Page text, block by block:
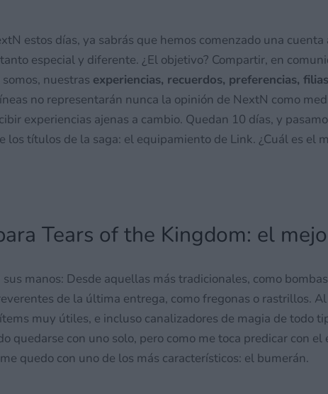
estos días, ya sabrás que hemos comenzado una cuenta
especial y diferente. ¿El objetivo? Compartir, en
nuestras experiencias, recuerdos, preferencias,
no representarán nunca la opinión de NextN como
experiencias ajenas a cambio. Quedan 10 días, y
títulos de la saga: el equipamiento de Link. ¿Cuál es el
Tears of the Kingdom: el
manos: Desde aquellas más tradicionales, como
de la última entrega, como fregonas o rastrillos.
muy útiles, e incluso canalizadores de magia de todo
quedarse con uno solo, pero como me toca predicar con el
quedo con uno de los más característicos: el bumerán.